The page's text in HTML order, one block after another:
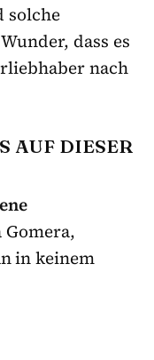
solche
dass es
nach
AUF DIESER I
Gomera,
in keinem